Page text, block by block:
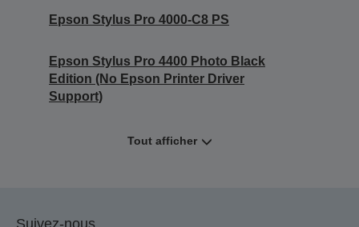
Epson Stylus Pro 4000-C8 PS
Epson Stylus Pro 4400 Photo Black
Edition (No Epson Printer Driver
Support)
Tout afficher
Suivez-nous